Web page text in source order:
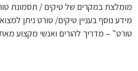
מומלצת במקרים של טיקים / תסמונת
מידע נוסף בעניין טיקים/ טורט ניתן
טורט" – מדריך להורים ואנשי מקצוע